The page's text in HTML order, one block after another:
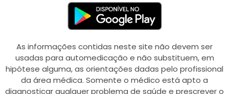
As informações contidas neste site não devem ser
usadas para automedicação e não substituem, em
hipótese alguma, as orientações dadas pelo profissional
da área médica. Somente o médico está apto a
diagnosticar qualquer problema de saúde e prescrever o